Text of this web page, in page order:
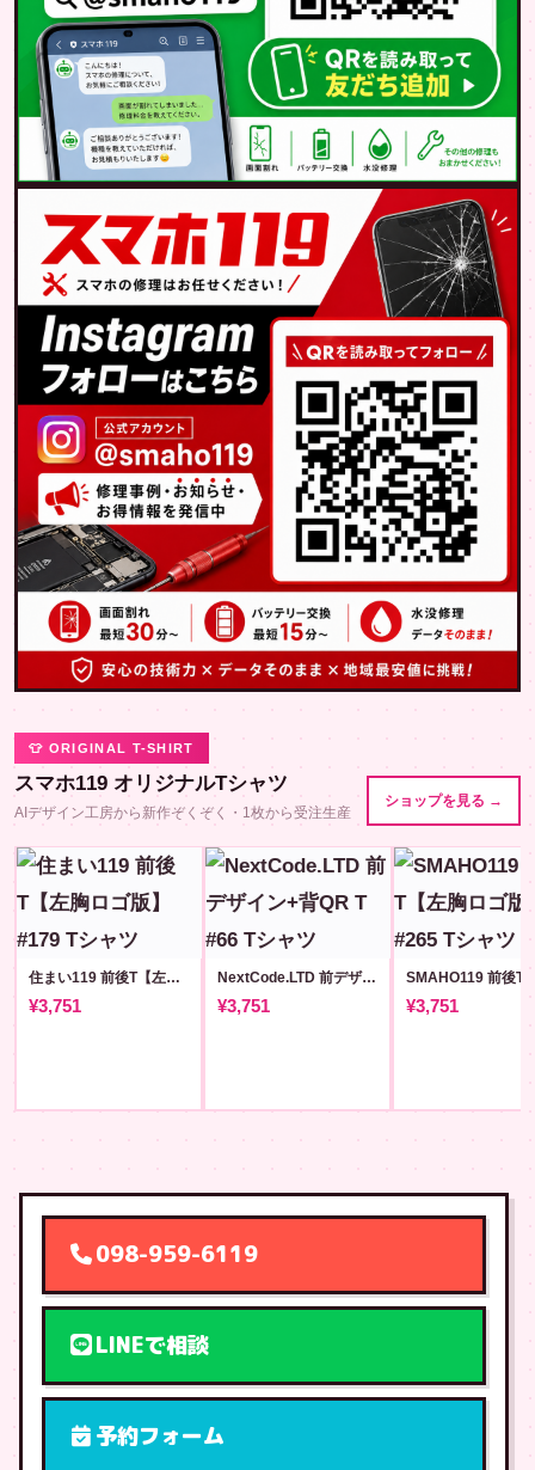
👕 ORIGINAL T-SHIRT
スマホ119 オリジナルTシャツ
AIデザイン工房から新作ぞくぞく・1枚から受注生産
ショップを見る →
住まい119 前後T【左胸ロゴ版】#179
¥3,751
NextCode.LTD 前デザイン+背QR T #66
¥3,751 ¥3,751
098-959-6119
LINEで相談
予約フォーム